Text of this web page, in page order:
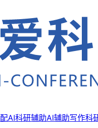
AI科研辅助AI辅助写作科